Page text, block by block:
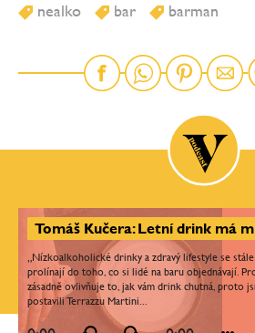
nealko
bar barman
„Nízkoalkoholické drinky a zdravý lifestyle se
prolínají do toho, co si lidé na baru objednávají.
zásadně ovlivňuje to, jak vám drink chutná, proto
postavili Terrazzu Martini...